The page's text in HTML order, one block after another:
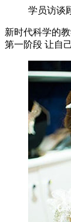
学员访谈
新时代科学的
第一阶段 让自